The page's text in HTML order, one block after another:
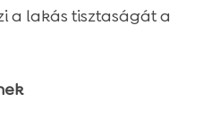
a lakás tisztaságát a